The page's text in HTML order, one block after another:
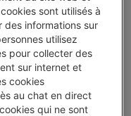
plus de rangement
et homogène des
et efficace
sont utilisés à
informations sur
utilisez
pour collecter des
sur internet et
cookies
au chat en direct
qui ne sont